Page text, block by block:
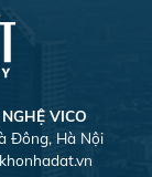
VICO
Đông, Hà Nội